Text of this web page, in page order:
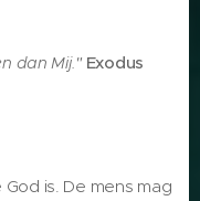
dan Mij." Exodus
is. De mens mag